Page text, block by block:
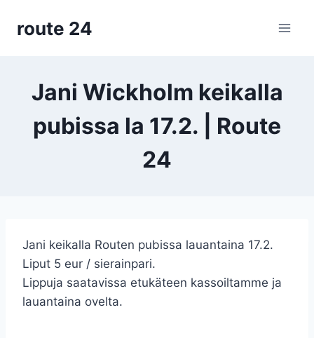
sisältöön
route 24
Jani Wickholm keikalla
pubissa la 17.2. | Route
24
Jani keikalla Routen pubissa lauantaina 17.2.
Liput 5 eur / sierainpari.
Lippuja saatavissa etukäteen kassoiltamme ja
lauantaina ovelta.